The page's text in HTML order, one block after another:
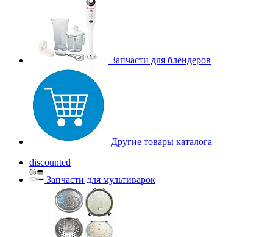
Запчасти для блендеров
Другие товары каталога
discounted
Запчасти для мультиварок